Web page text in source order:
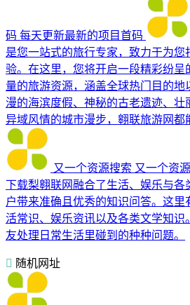
码 每天更新最新的项目首码
是您一站式的旅行专家，致力于为您
验。在这里，您将开启一段精彩纷呈
量的旅游资源，涵盖全球热门目的地
漫的海滨度假、神秘的古老遗迹、
异域风情的城市漫步，翱联旅游网都
又一个资源搜索 又一个资
下载梨翱联网融合了生活、娱乐与各
户带来准确且优秀的知识问答。这里
活常识、娱乐资讯以及各类文学知识
友处理日常生活里碰到的种种问题。
随机网址